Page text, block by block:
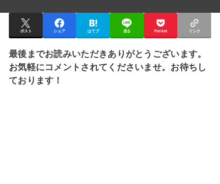
ポスト シェア はてブ 送る Pocket リンク
最後までお読みいただきありがとうございます。
お気軽にコメントされてくださいませ。お待ちし
ております！